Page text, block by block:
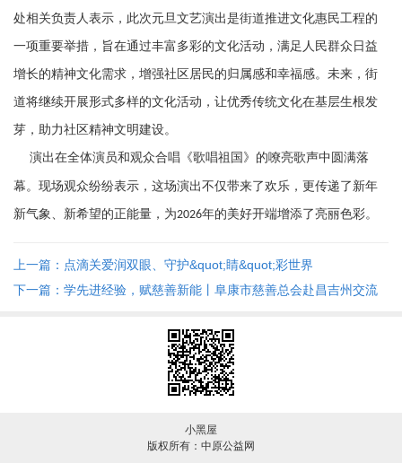
处相关负责人表示，此次元旦文艺演出是街道推进文化惠民工程的
一项重要举措，旨在通过丰富多彩的文化活动，满足人民群众日益
增长的精神文化需求，增强社区居民的归属感和幸福感。未来，街
道将继续开展形式多样的文化活动，让优秀传统文化在基层生根发
芽，助力社区精神文明建设。
演出在全体演员和观众合唱《歌唱祖国》的嘹亮歌声中圆满落
幕。现场观众纷纷表示，这场演出不仅带来了欢乐，更传递了新年
新气象、新希望的正能量，为2026年的美好开端增添了亮丽色彩。
上一篇：点滴关爱润双眼、守护&quot;睛&quot;彩世界
下一篇：学先进经验，赋慈善新能丨阜康市慈善总会赴昌吉州交流
小黑屋
版权所有：中原公益网